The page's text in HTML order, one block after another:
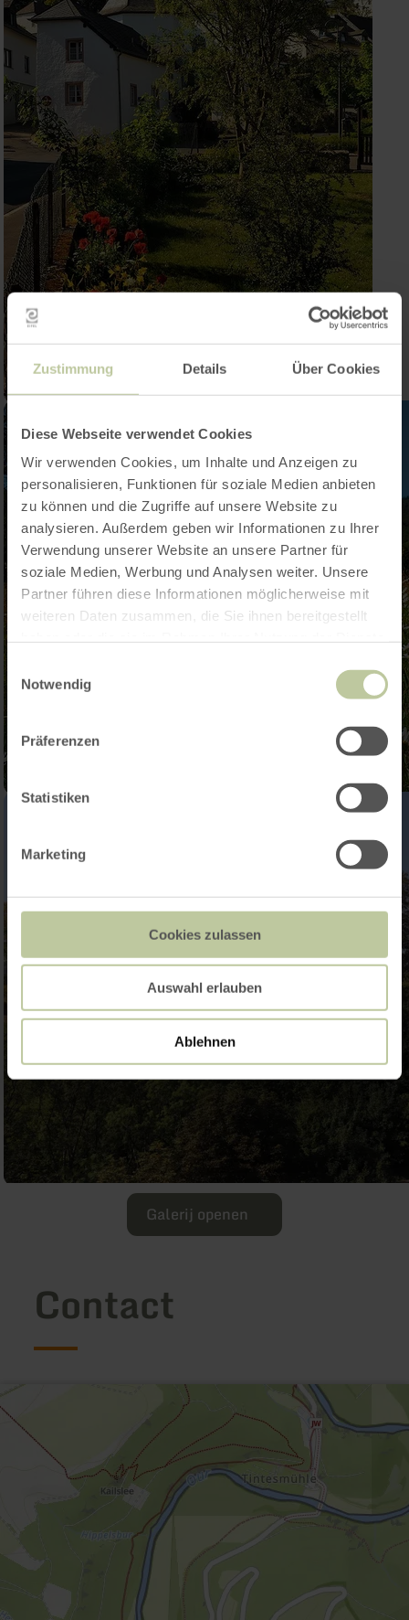
Zustimmung Details Über Cookies
Diese Webseite verwendet Cookies
Wir verwenden Cookies, um Inhalte und Anzeigen zu
personalisieren, Funktionen für soziale Medien anbieten
zu können und die Zugriffe auf unsere Website zu
analysieren. Außerdem geben wir Informationen zu Ihrer
Verwendung unserer Website an unsere Partner für
soziale Medien, Werbung und Analysen weiter. Unsere
Partner führen diese Informationen möglicherweise mit
weiteren Daten zusammen, die Sie ihnen bereitgestellt
Notwendig
Präferenzen
Statistiken
Marketing
Cookies zulassen
Auswahl erlauben
Ablehnen
Galerij openen
Contact